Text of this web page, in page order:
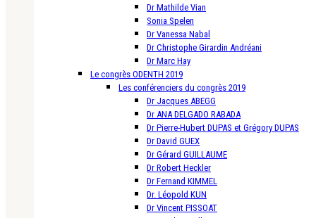
Dr Mathilde Vian
Sonia Spelen
Dr Vanessa Nabal
Dr Christophe Girardin Andréani
Dr Marc Hay
Le congrès ODENTH 2019
Les conférenciers du congrès 2019
Dr Jacques ABEGG
Dr ANA DELGADO RABADA
Dr Pierre-Hubert DUPAS et Grégory DUPAS
Dr David GUEX
Dr Gérard GUILLAUME
Dr Robert Heckler
Dr Fernand KIMMEL
Dr. Léopold KUN
Dr Vincent PISSOAT